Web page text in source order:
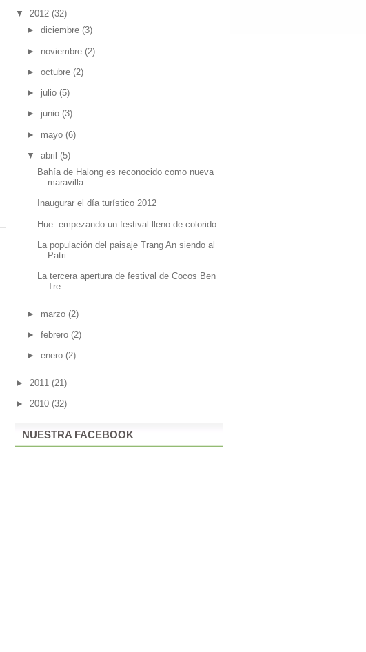
▼ 2012 (32)
► diciembre (3)
► noviembre (2)
► octubre (2)
► julio (5)
► junio (3)
► mayo (6)
▼ abril (5)
Bahía de Halong es reconocido como nueva
maravilla...
Inaugurar el día turístico 2012
Hue: empezando un festival lleno de colorido.
La populación del paisaje Trang An siendo al
Patri...
La tercera apertura de festival de Cocos Ben
Tre
► marzo (2)
► febrero (2)
► enero (2)
► 2011 (21)
► 2010 (32)
NUESTRA FACEBOOK